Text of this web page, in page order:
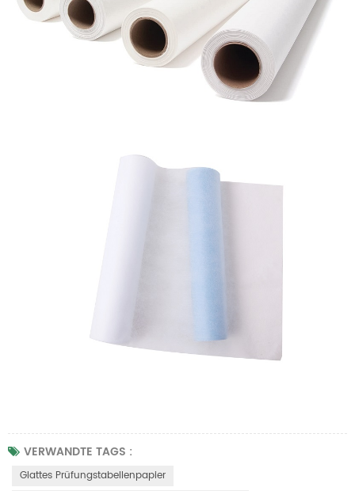
VERWANDTE TAGS :
Glattes Prüfungstabellenpapier